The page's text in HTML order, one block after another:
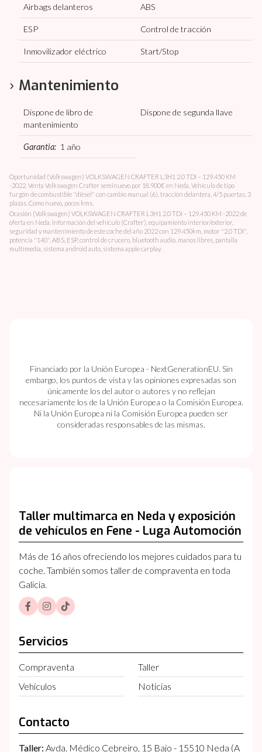
Airbags delanteros ABS
ESP Control de tracción
Inmovilizador eléctrico Start/Stop
Mantenimiento
Dispone de libro de
mantenimiento
Dispone de segunda llave
Garantia: 1 año
Oportunidad (Volkswagen) VOLKSWAGEN CRAFTER L3H1 2.0 TDI – 129.450 KM
-2022. Venta Volkswagen Crafter seminuevo por 18.900€ en Neda. Vehículo de tipo
furgón de combustible "diésel" con cambio manual (6), tracción delantera, 4/5 puertas, 3
plazas. Como nuevo, pocos kms.
Ocasión (Volkswagen) VOLKSWAGEN CRAFTER L3H1 2.0 TDI – 129.450 KM -2022 de
oferta en Neda. Información del vehículo (Crafter), equipamiento interior/exterior,
seguridad y mantenimiento de este coche del año 2022 con 129.450km, motor "2.0 TDI",
potencia "140", ABS, ESP, control de crucero, bluetooth audio, manos libres, pantalla
multimedia, sistema android auto, sistema apple carplay.
Financiado por la Unión Europea - NextGenerationEU. Sin
embargo, los puntos de vista y las opiniones expresadas son
únicamente los del autor o autores y no reflejan
necesariamente los de la Unión Europea o la Comisión Europea.
Ni la Unión Europea ni la Comisión Europea pueden ser
consideradas responsables de las mismas.
Taller multimarca en Neda y exposición
de vehículos en Fene - Luga Automoción
Más de 16 años ofreciendo los mejores cuidados para tu
coche. También somos taller de compraventa en toda
Galicia.
Servicios
Compraventa
Taller
Vehículos
Noticias
Contacto
Taller: Avda. Médico Cebreiro, 15 Bajo - 15510 Neda (A